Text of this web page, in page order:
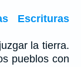
Escrituras
la tierra.
pueblos con